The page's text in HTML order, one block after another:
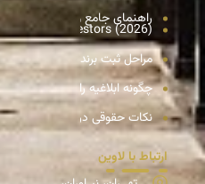
راهنمای جامع و تحلیلی
Foreign Investors (2026)
مراحل ثبت برند؛ راهنمای
چگونه ابلاغیه را ببینیم؟
نکات حقوقی در خرید تلفن
ارتباط با لاوین